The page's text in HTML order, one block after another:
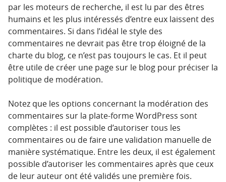
par les moteurs de recherche, il est lu par des êtres
humains et les plus intéressés d’entre eux laissent des
commentaires. Si dans l’idéal le style des
commentaires ne devrait pas être trop éloigné de la
charte du blog, ce n’est pas toujours le cas. Et il peut
être utile de créer une page sur le blog pour préciser la
politique de modération.
Notez que les options concernant la modération des
commentaires sur la plate-forme WordPress sont
complètes : il est possible d’autoriser tous les
commentaires ou de faire une validation manuelle de
manière systématique. Entre les deux, il est également
possible d’autoriser les commentaires après que ceux
de leur auteur ont été validés une première fois.